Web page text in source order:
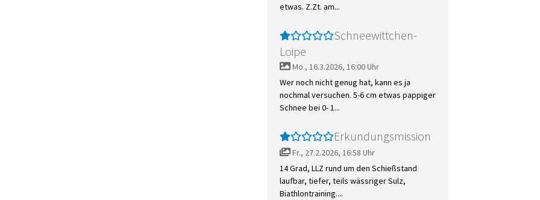
etwas. Z.Zt. am...
Schneewittchen-
Loipe
Mo., 16.3.2026, 16:00 Uhr
Wer noch nicht genug hat, kann es ja
nochmal versuchen. 5-6 cm etwas pappiger
Schnee bei 0- 1...
Erkundungsmission
Fr., 27.2.2026, 16:58 Uhr
14 Grad, LLZ rund um den Schießstand
laufbar, tiefer, teils wässriger Sulz,
Biathlontraining....